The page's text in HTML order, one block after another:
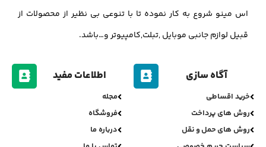
اس مینو شروع به کار نموده تا با تنوعی بی نظیر از محصولات از
قبیل لوازم جانبی موبایل ,تبلت,کامپیوتر و…باشد.
آگاه سازی
خرید اقساطی
روش های پرداخت
روش های حمل و نقل
اطلاعات مفید
مجله
فروشگاه
درباره ما